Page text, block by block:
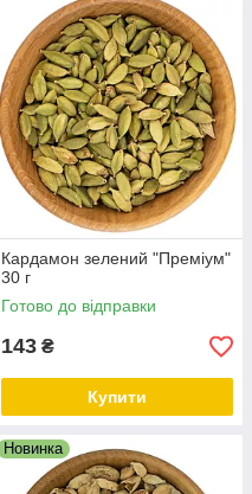
Кардамон зелений "Преміум"
30 г
Готово до відправки
143 ₴
Купити
Новинка